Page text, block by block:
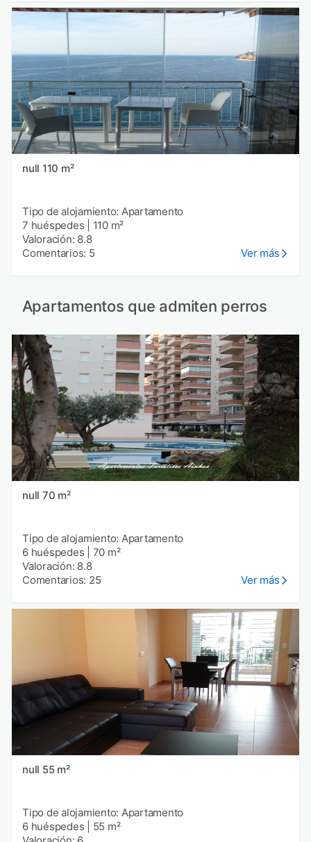
null 110 m²
Tipo de alojamiento: Apartamento
7 huéspedes
110 m²
Valoración: 8.8
Comentarios: 5
Ver más
Apartamentos que admiten perros
null 70 m²
Tipo de alojamiento: Apartamento
6 huéspedes
70 m²
Valoración: 8.8
Comentarios: 25
Ver más
null 55 m²
Tipo de alojamiento: Apartamento
6 huéspedes
55 m²